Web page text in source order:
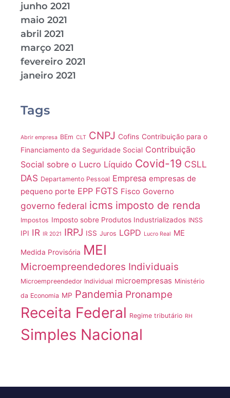
junho 2021
maio 2021
abril 2021
março 2021
fevereiro 2021
janeiro 2021
Tags
Abrir empresa BEm CLT CNPJ Cofins Contribuição para o
Financiamento da Seguridade Social Contribuição
Social sobre o Lucro Líquido Covid-19 CSLL
DAS Departamento Pessoal Empresa empresas de
pequeno porte EPP FGTS Fisco Governo
governo federal icms imposto de renda
Impostos Imposto sobre Produtos Industrializados INSS
IPI IR IR 2021 IRPJ ISS Juros LGPD Lucro Real ME
Medida Provisória MEI
Microempreendedores Individuais
Microempreendedor Individual microempresas Ministério
da Economia MP Pandemia Pronampe
Receita Federal Regime tributário RH
Simples Nacional